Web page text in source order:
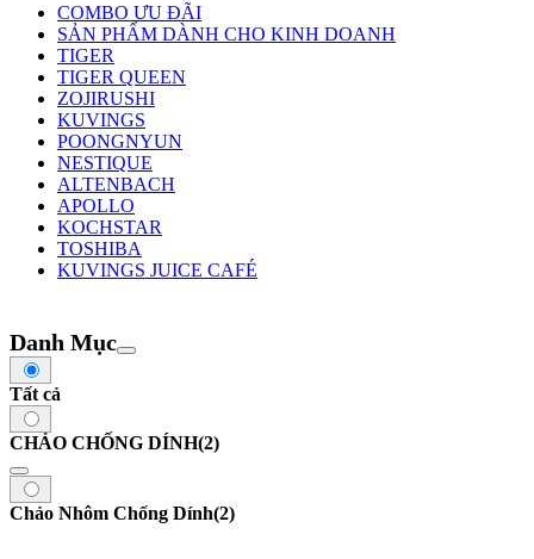
COMBO ƯU ĐÃI
SẢN PHẨM DÀNH CHO KINH DOANH
TIGER
TIGER QUEEN
ZOJIRUSHI
KUVINGS
POONGNYUN
NESTIQUE
ALTENBACH
APOLLO
KOCHSTAR
TOSHIBA
KUVINGS JUICE CAFÉ
Danh Mục
Tất cả
CHẢO CHỐNG DÍNH(2)
Chảo Nhôm Chống Dính(2)